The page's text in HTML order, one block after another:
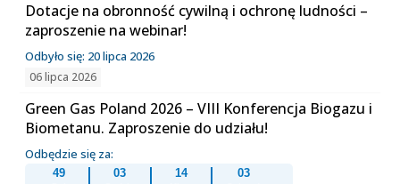
Dotacje na obronność cywilną i ochronę ludności –
zaproszenie na webinar!
Odbyło się: 20 lipca 2026
06 lipca 2026
Green Gas Poland 2026 – VIII Konferencja Biogazu i
Biometanu. Zaproszenie do udziału!
Odbędzie się za:
49 03 14 02